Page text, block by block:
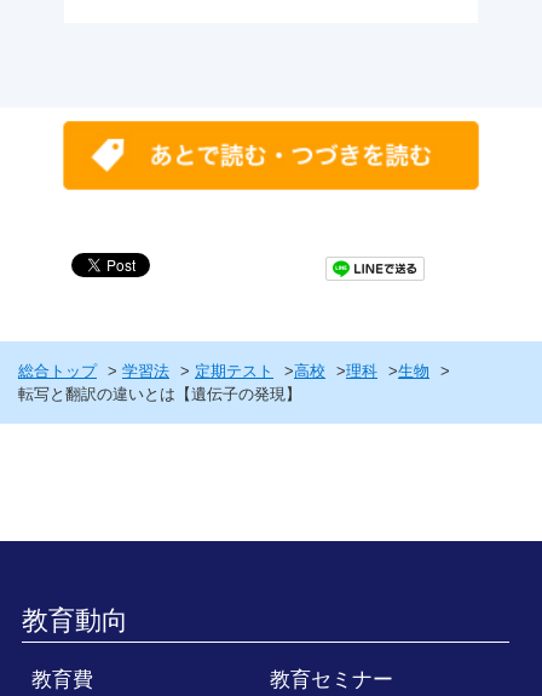
総合トップ 学習法 定期テスト 高校 理科
生物
転写と翻訳の違いとは【遺伝子の発現】
教育動向
教育費 教育セミナー